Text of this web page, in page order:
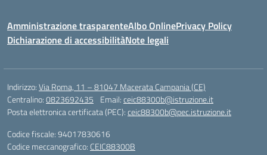
Amministrazione trasparenteAlbo OnlinePrivacy Policy
Dichiarazione di accessibilitàNote legali
Indirizzo:Via Roma, 11 – 81047 Macerata Campania (CE)
Centralino:0823692435 Email:ceic88300b@istruzione.it
Posta elettronica certificata (PEC):ceic88300b@pec.istruzione.it
Codice fiscale: 94017830616
Codice meccanografico: CEIC88300B